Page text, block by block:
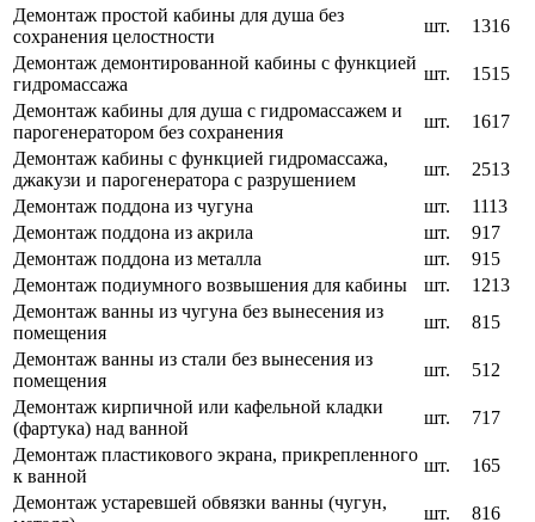
Демонтаж простой кабины для душа без
сохранения целостности
шт.
1316
Демонтаж демонтированной кабины с функцией
гидромассажа
шт.
1515
Демонтаж кабины для душа с гидромассажем и
парогенератором без сохранения
шт.
1617
Демонтаж кабины с функцией гидромассажа,
джакузи и парогенератора с разрушением
шт.
2513
Демонтаж поддона из чугуна
шт.
1113
Демонтаж поддона из акрила
шт.
917
Демонтаж поддона из металла
шт.
915
Демонтаж подиумного возвышения для кабины
шт.
1213
Демонтаж ванны из чугуна без вынесения из
помещения
шт.
815
Демонтаж ванны из стали без вынесения из
помещения
шт.
512
Демонтаж кирпичной или кафельной кладки
(фартука) над ванной
шт.
717
Демонтаж пластикового экрана, прикрепленного
к ванной
шт.
165
Демонтаж устаревшей обвязки ванны (чугун,
шт.
816